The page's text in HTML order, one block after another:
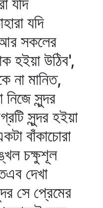
যদি
সকলের
হইয়া উঠিব',
মানিত,
নিজে সুন্দর
সুন্দর হইয়া
বাঁকাচোরা
চক্ষুশূল
দেখা
সে প্রেমের